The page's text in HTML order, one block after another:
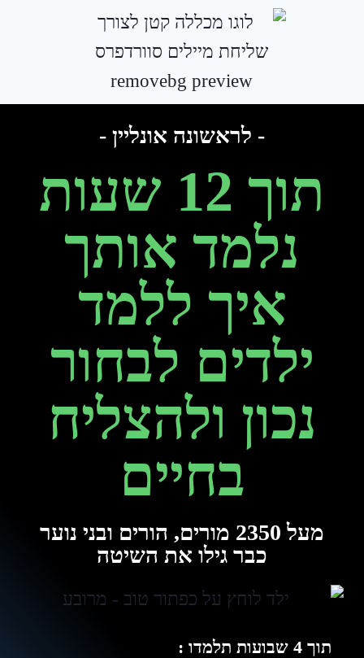
- לראשונה אונליין -
תוך 12 שעות
נלמד אותך
איך ללמד
ילדים לבחור
נכון ולהצליח
בחיים
מעל 2350 מורים, הורים ובני נוער
כבר גילו את השיטה
תוך 4 שבועות תלמדו :